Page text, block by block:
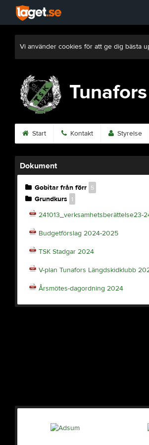
Vi använder cookies för att ge dig bästa
Start Kontakt Styrelse
Dokument
Gobitar från förr 5
Grundkurs 1
241013_verksamhetsberättelse23-
Budgetförslag 2024-2025
TSK Stadgar 2024
V-plan Tunafors Längdskidklubb
Årsmötes-dagordning 2024